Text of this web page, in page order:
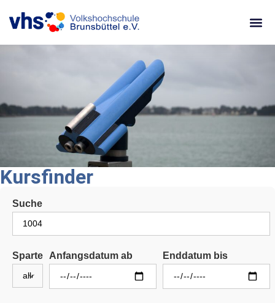
Kursfinder
Suche
Sparte Anfangsdatum ab Enddatum bis